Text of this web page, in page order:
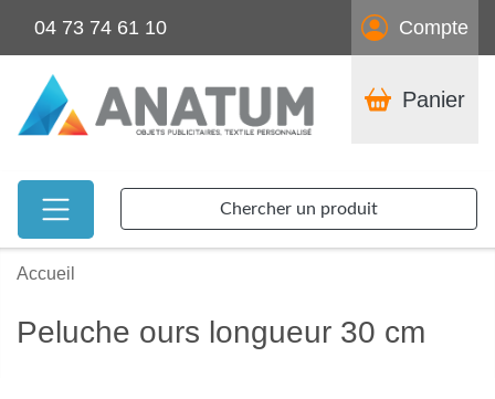
04 73 74 61 10 Compte
Panier
Chercher un produit
Accueil
Peluche ours longueur 30 cm